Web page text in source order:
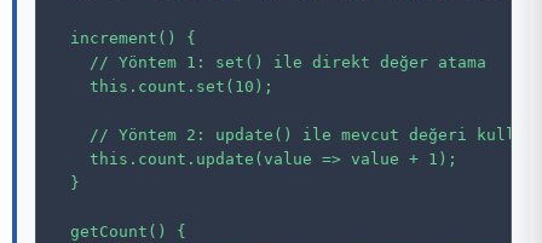
  increment() {
    // Yöntem 1: set() ile direkt değer atama
    this.count.set(10);
// Yöntem 2: update() ile mevcut değeri
    this.count.update(value => value + 1);
  }
  getCount() {